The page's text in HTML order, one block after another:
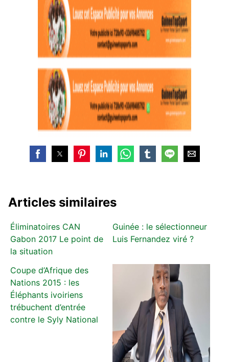
Articles similaires
Éliminatoires CAN
Gabon 2017 Le point de
la situation
Guinée : le sélectionneur
Luis Fernandez viré ?
Coupe d’Afrique des
Nations 2015 : les
Éléphants ivoiriens
trébuchent d’entrée
contre le Syly National